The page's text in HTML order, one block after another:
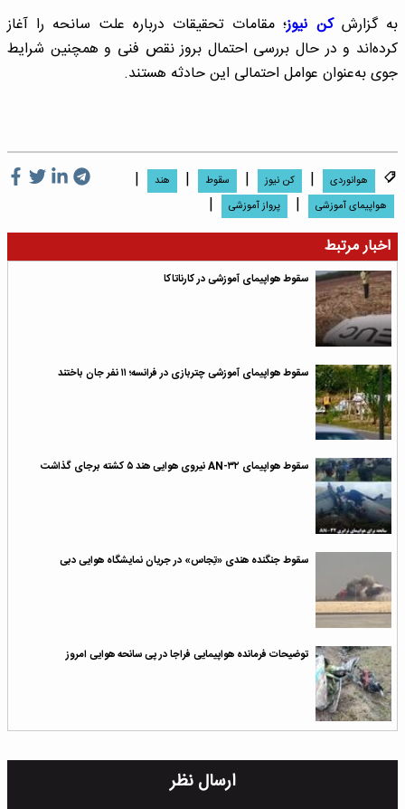
به گزارشکن نیوز؛ مقامات تحقیقات درباره علت سانحه را آغاز
کرده‌اند و در حال بررسی احتمال بروز نقص فنی و همچنین شرایط
جوی به‌عنوان عوامل احتمالی این حادثه هستند.
هوانوردی | کن نیوز | سقوط | هند |
هواپیمای آموزشی | پرواز آموزشی
|
اخبار مرتبط
سقوط هواپیمای آموزشی در کارناتاکا
سقوط هواپیمای آموزشی چتربازی در فرانسه؛ ۱۱ نفر جان باختند
سقوط هواپیمای AN-۳۲ نیروی هوایی هند ۵ کشته برجای گذاشت
سقوط جنگنده هندی «تِجاس» در جریان نمایشگاه هوایی دبی
توضیحات فرمانده هواپیمایی فراجا در پی سانحه هوایی امروز
ارسال نظر